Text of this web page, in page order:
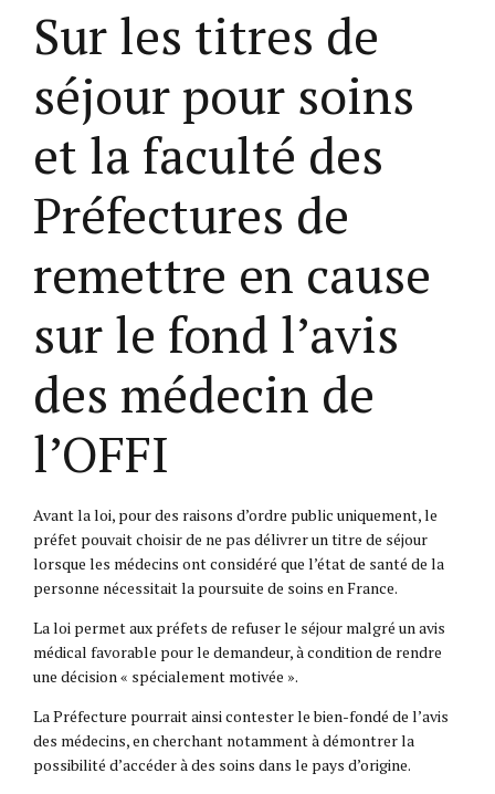
Sur les titres de
séjour pour soins
et la faculté des
Préfectures de
remettre en cause
sur le fond l’avis
des médecin de
l’OFFI
Avant la loi, pour des raisons d’ordre public uniquement, le
préfet pouvait choisir de ne pas délivrer un titre de séjour
lorsque les médecins ont considéré que l’état de santé de la
personne nécessitait la poursuite de soins en France.
La loi permet aux préfets de refuser le séjour malgré un avis
médical favorable pour le demandeur, à condition de rendre
une décision « spécialement motivée ».
La Préfecture pourrait ainsi contester le bien-fondé de l’avis
des médecins, en cherchant notamment à démontrer la
possibilité d’accéder à des soins dans le pays d’origine.